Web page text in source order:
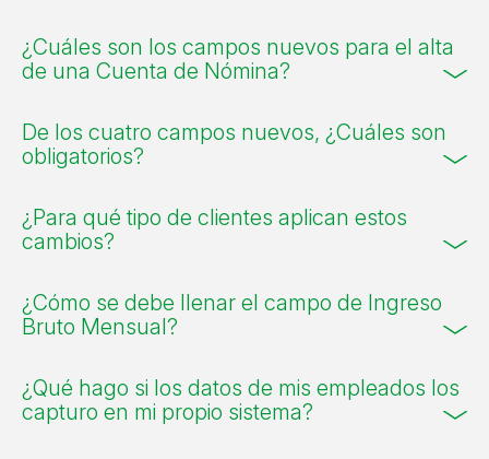
¿Cuáles son los campos nuevos para el alta
de una Cuenta de Nómina?
De los cuatro campos nuevos, ¿Cuáles son
obligatorios?
¿Para qué tipo de clientes aplican estos
cambios?
¿Cómo se debe llenar el campo de Ingreso
Bruto Mensual?
¿Qué hago si los datos de mis empleados los
capturo en mi propio sistema?